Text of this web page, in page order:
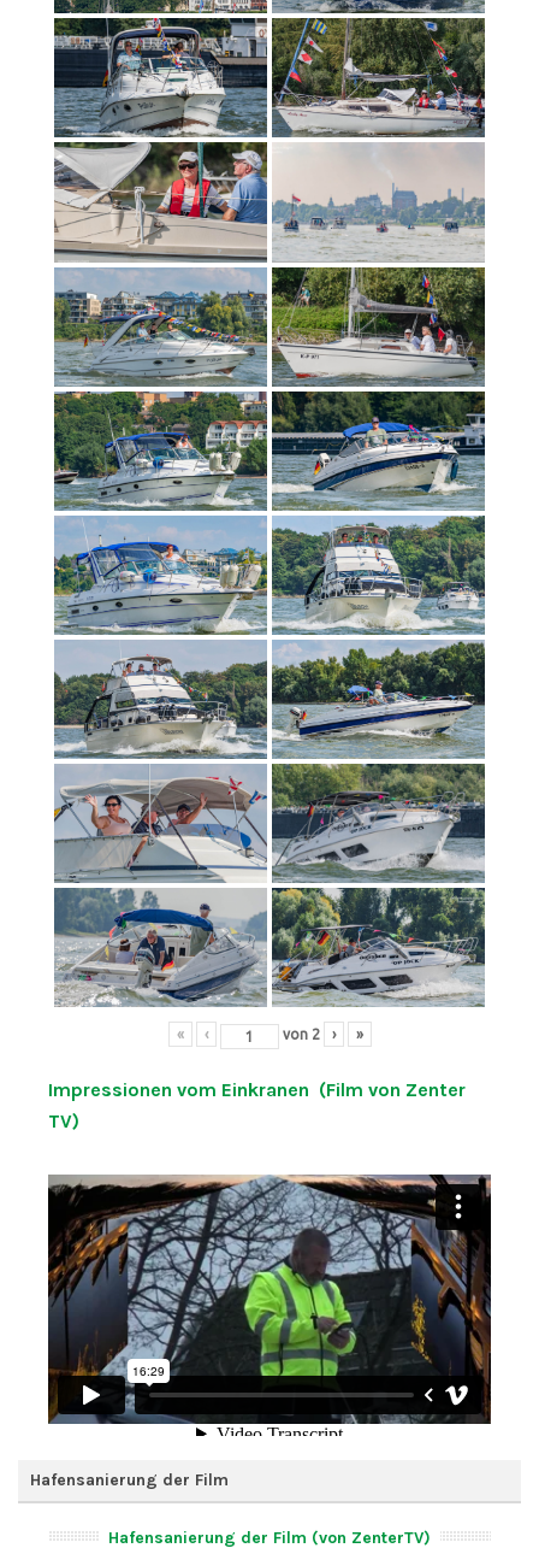
« ‹ von 2 › »
Impressionen vom Einkranen (Film von Zenter
TV)
Hafensanierung der Film
Hafensanierung der Film (von ZenterTV)